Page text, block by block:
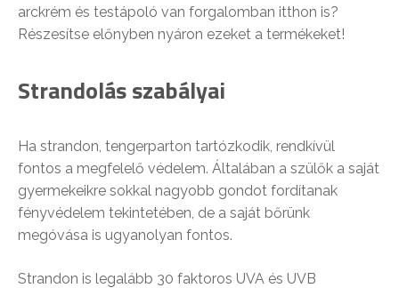
arckrém és testápoló van forgalomban itthon is?
Részesítse előnyben nyáron ezeket a termékeket!
Strandolás szabályai
Ha strandon, tengerparton tartózkodik, rendkívül
fontos a megfelelő védelem. Általában a szülők a saját
gyermekeikre sokkal nagyobb gondot fordítanak
fényvédelem tekintetében, de a saját bőrünk
megóvása is ugyanolyan fontos.
Strandon is legalább 30 faktoros UVA és UVB